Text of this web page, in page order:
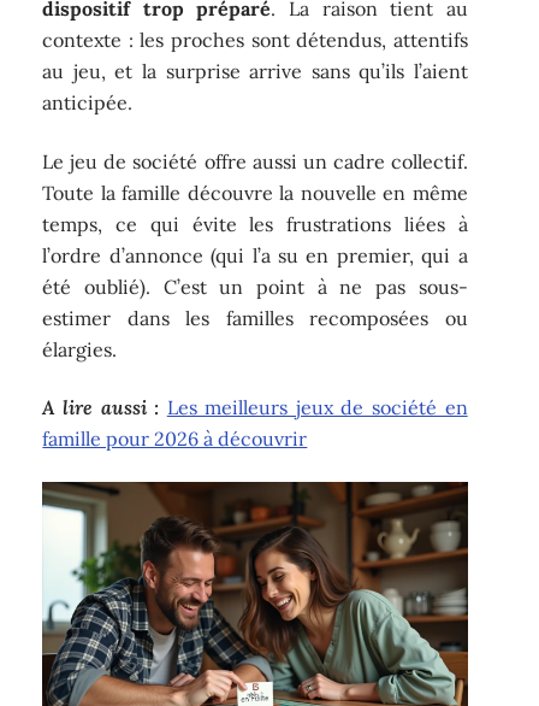
dispositif trop préparé. La raison tient au
contexte : les proches sont détendus, attentifs
au jeu, et la surprise arrive sans qu’ils l’aient
anticipée.
Le jeu de société offre aussi un cadre collectif.
Toute la famille découvre la nouvelle en même
temps, ce qui évite les frustrations liées à
l’ordre d’annonce (qui l’a su en premier, qui a
été oublié). C’est un point à ne pas sous-
estimer dans les familles recomposées ou
élargies.
A lire aussi : Les meilleurs jeux de société en
famille pour 2026 à découvrir